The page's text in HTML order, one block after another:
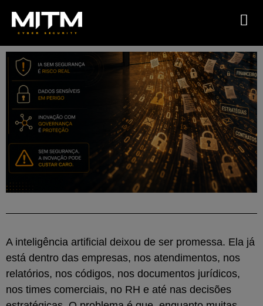
A inteligência artificial deixou de ser promessa. Ela já
está dentro das empresas, nos atendimentos, nos
relatórios, nos códigos, nos documentos jurídicos,
nos times comerciais, no RH e até nas decisões